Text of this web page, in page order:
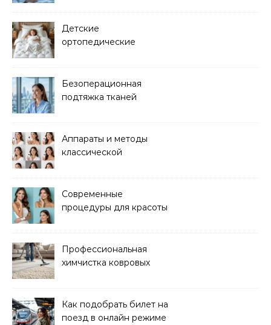
Детские
ортопедические
Безоперационная
подтяжка тканей
Аппараты и методы
классической
Современные
процедуры для красоты
Профессиональная
химчистка ковровых
Как подобрать билет на
поезд в онлайн режиме